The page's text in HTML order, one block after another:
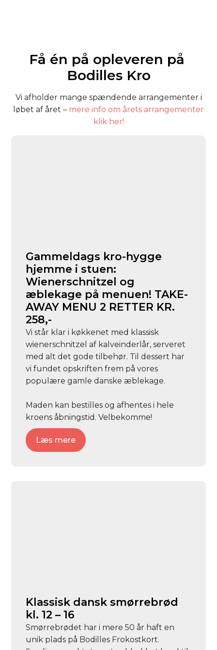
Få én på opleveren på ​
Bodilles Kro​
Vi afholder mange spændende arrangementer i
løbet af året – mere info om årets arrangementer
klik her!​
Gammeldags kro-hygge
hjemme i stuen:
Wienerschnitzel og
æblekage på menuen! TAKE-
AWAY MENU 2 RETTER KR.
258,-
Vi står klar i køkkenet med klassisk
wienerschnitzel af kalveinderlår, serveret
med alt det gode tilbehør. Til dessert har
vi fundet opskriften frem på vores
populære gamle danske æblekage.
Maden kan bestilles og afhentes i hele
kroens åbningstid. Velbekomme!
Læs mere
Klassisk dansk smørrebrød
kl. 12 – 16
Smørrebrødet har i mere 50 år haft en
unik plads på Bodilles Frokostkort.